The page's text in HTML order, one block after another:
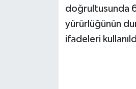
doğrultusunda
yürürlüğünün
ifadeleri